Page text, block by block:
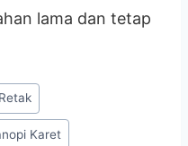
lama dan tetap
Karet